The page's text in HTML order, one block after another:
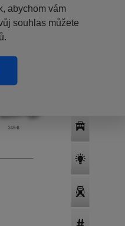
abychom vám
souhlas můžete